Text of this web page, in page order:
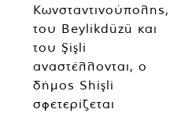
Κωνσταντινούπολης,
του Beylikdüzü και
του Şişli
αναστέλλονται, ο
δήμος Shişli
σφετερίζεται